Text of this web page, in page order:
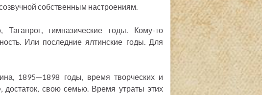
собственным настроениям.
гимназические годы. Кому-то
Или последние ялтинские годы. Для
1895—1898 годы, время творческих и
достаток, свою семью. Время утраты этих